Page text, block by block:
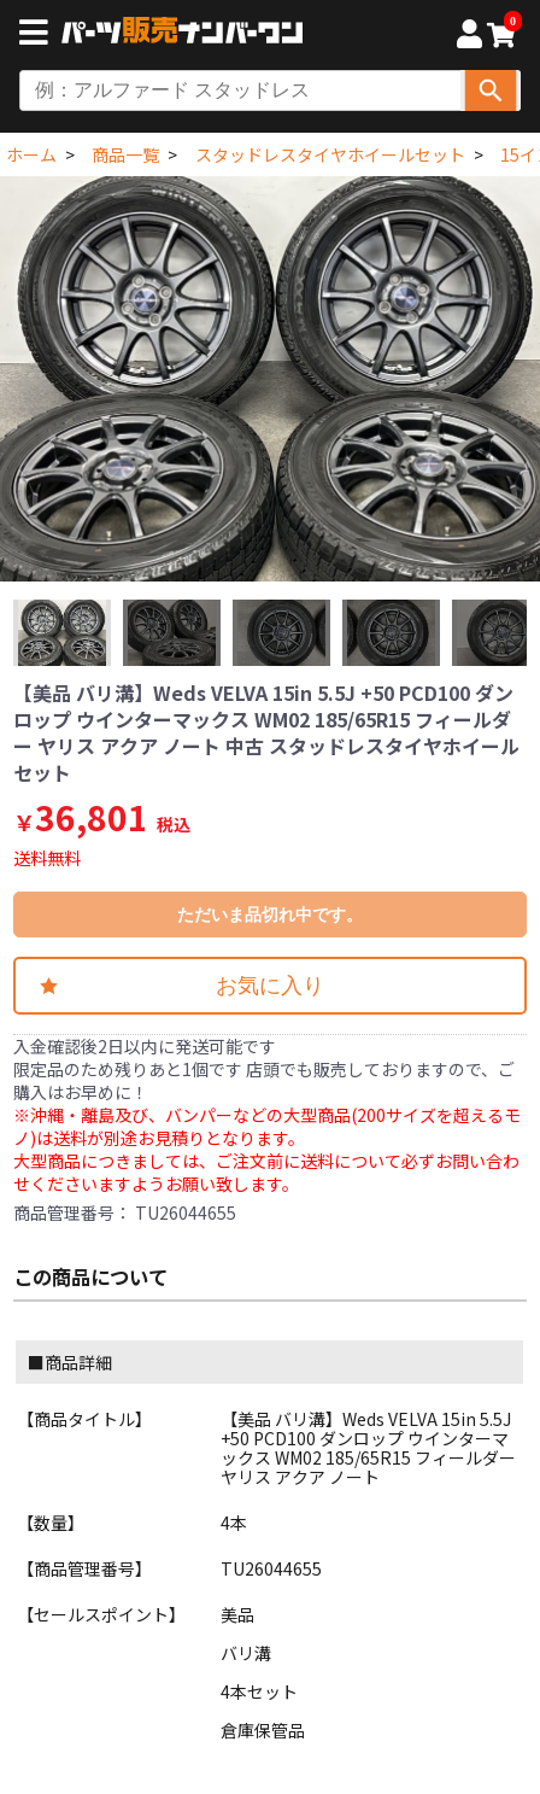
0
ホーム 商品一覧 スタッドレスタイヤホイールセット 15
【美品 バリ溝】Weds VELVA 15in 5.5J +50 PCD100 ダン
ロップ ウインターマックス WM02 185/65R15 フィールダ
ー ヤリス アクア ノート 中古 スタッドレスタイヤホイール
セット
￥36,801 税込
送料無料
ただいま品切れ中です。
お気に入り
入金確認後2日以内に発送可能です
限定品のため残りあと1個です 店頭でも販売しておりますので、ご
購入はお早めに！
※沖縄・離島及び、バンパーなどの大型商品(200サイズを超えるモ
ノ)は送料が別途お見積りとなります。
大型商品につきましては、ご注文前に送料について必ずお問い合わ
せくださいますようお願い致します。
商品管理番号： TU26044655
この商品について
■商品詳細
【商品タイトル】
【美品 バリ溝】Weds VELVA 15in 5.5J
+50 PCD100 ダンロップ ウインターマ
ックス WM02 185/65R15 フィールダー
ヤリス アクア ノート
【数量】
4本
【商品管理番号】
TU26044655
【セールスポイント】
美品
バリ溝
4本セット
倉庫保管品